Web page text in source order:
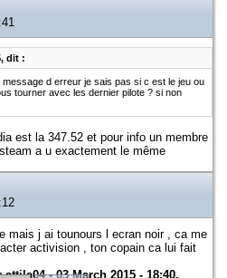
dit :
d erreur je sais pas si c est le jeu ou
tourner avec les dernier pilote ? si non
est la 347.52 et pour info un membre
a u exactement le même
mais j ai tounours l ecran noir , ca me
activision , ton copain ca lui fait
attila04- 03 March 2015 - 18:40.